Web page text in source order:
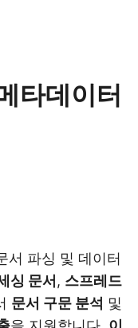
타데이터
서 파싱 및 데이터
싱 문서 , 스프레드
문서 구문 분석 및